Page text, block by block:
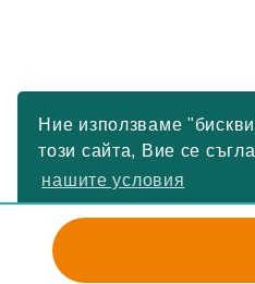
Ние използваме
този сайта, Вие се
нашите условия